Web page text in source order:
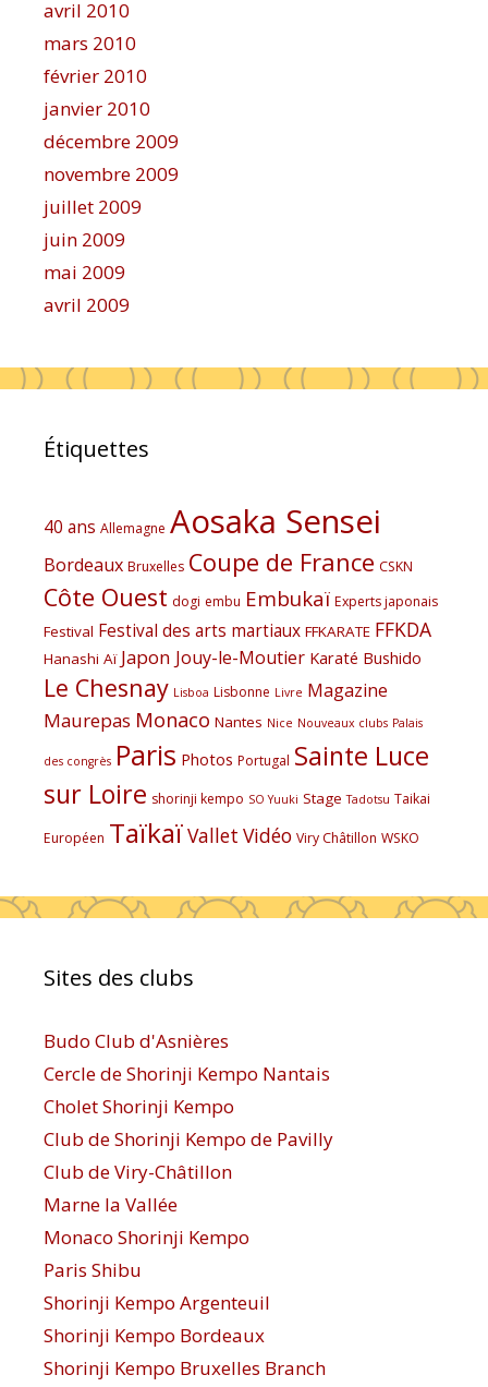
avril 2010
mars 2010
février 2010
janvier 2010
décembre 2009
novembre 2009
juillet 2009
juin 2009
mai 2009
avril 2009
Étiquettes
40 ans Allemagne Aosaka Sensei
Bordeaux Bruxelles Coupe de France CSKN
Côte Ouest dogi embu Embukaï Experts japonais
Festival Festival des arts martiaux FFKARATE FFKDA
Hanashi Aï Japon Jouy-le-Moutier Karaté Bushido
Le Chesnay Lisboa Lisbonne Livre Magazine
Maurepas Monaco Nantes Nice Nouveaux clubs Palais
des congrès Paris Photos Portugal Sainte Luce
sur Loire shorinji kempo SO Yuuki Stage Tadotsu Taikai
Européen TaïkaïVallet Vidéo Viry Châtillon WSKO
Sites des clubs
Budo Club d'Asnières
Cercle de Shorinji Kempo Nantais
Cholet Shorinji Kempo
Club de Shorinji Kempo de Pavilly
Club de Viry-Châtillon
Marne la Vallée
Monaco Shorinji Kempo
Paris Shibu
Shorinji Kempo Argenteuil
Shorinji Kempo Bordeaux
Shorinji Kempo Bruxelles Branch